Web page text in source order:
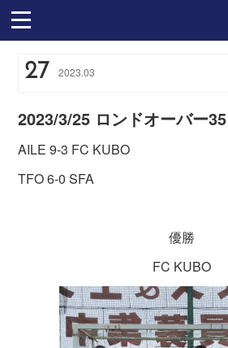
27 2023.03
2023/3/25 ロンドオーバー
AILE 9-3 FC KUBO
TFO 6-0 SFA
優勝
FC KUBO